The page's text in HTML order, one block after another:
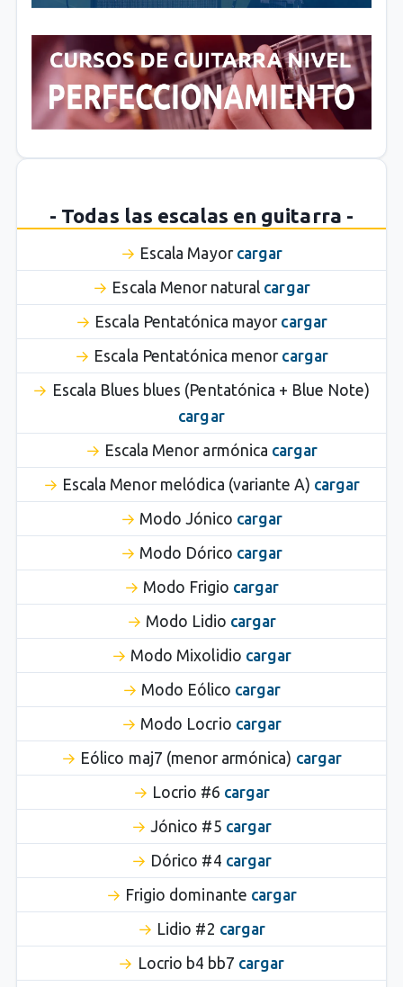
- Todas las escalas en guitarra -
Escala Mayor cargar
Escala Menor natural cargar
Escala Pentatónica mayor cargar
Escala Pentatónica menor cargar
Escala Blues blues (Pentatónica + Blue Note)
cargar
Escala Menor armónica cargar
Escala Menor melódica (variante A) cargar
Modo Jónico cargar
Modo Dórico cargar
Modo Frigio cargar
Modo Lidio cargar
Modo Mixolidio cargar
Modo Eólico cargar
Modo Locrio cargar
Eólico maj7 (menor armónica) cargar
Locrio #6 cargar
Jónico #5 cargar
Dórico #4 cargar
Frigio dominante cargar
Lidio #2 cargar
Locrio b4 bb7 cargar